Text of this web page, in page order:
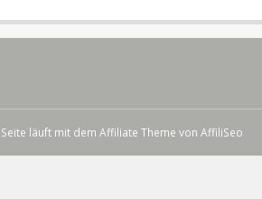
läuft mit dem Affiliate Theme von AffiliSeo